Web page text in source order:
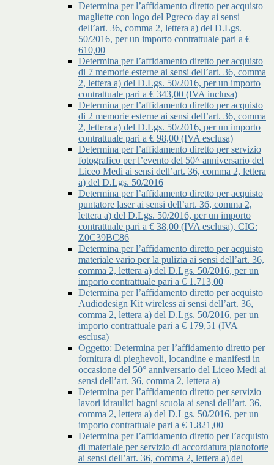
Determina per l’affidamento diretto per acquisto
magliette con logo del Pgreco day ai sensi
dell’art. 36, comma 2, lettera a) del D.Lgs.
50/2016, per un importo contrattuale pari a €
610,00
Determina per l’affidamento diretto per acquisto
di 7 memorie esterne ai sensi dell’art. 36, comma
2, lettera a) del D.Lgs. 50/2016, per un importo
contrattuale pari a € 343,00 (IVA inclusa)
Determina per l’affidamento diretto per acquisto
di 2 memorie esterne ai sensi dell’art. 36, comma
2, lettera a) del D.Lgs. 50/2016, per un importo
contrattuale pari a € 98,00 (IVA esclusa)
Determina per l’affidamento diretto per servizio
fotografico per l’evento del 50^ anniversario del
Liceo Medi ai sensi dell’art. 36, comma 2, lettera
a) del D.Lgs. 50/2016
Determina per l’affidamento diretto per acquisto
puntatore laser ai sensi dell’art. 36, comma 2,
lettera a) del D.Lgs. 50/2016, per un importo
contrattuale pari a € 38,00 (IVA esclusa), CIG:
Z0C39BC86
Determina per l’affidamento diretto per acquisto
materiale vario per la pulizia ai sensi dell’art. 36,
comma 2, lettera a) del D.Lgs. 50/2016, per un
importo contrattuale pari a € 1.713,00
Determina per l’affidamento diretto per acquisto
Audiodesign Kit wireless ai sensi dell’art. 36,
comma 2, lettera a) del D.Lgs. 50/2016, per un
importo contrattuale pari a € 179,51 (IVA
esclusa)
Oggetto: Determina per l’affidamento diretto per
fornitura di pieghevoli, locandine e manifesti in
occasione del 50° anniversario del Liceo Medi ai
sensi dell’art. 36, comma 2, lettera a)
Determina per l’affidamento diretto per servizio
lavori idraulici bagni scuola ai sensi dell’art. 36,
comma 2, lettera a) del D.Lgs. 50/2016, per un
importo contrattuale pari a € 1.821,00
Determina per l’affidamento diretto per l’acquisto
di materiale per servizio di accordatura pianoforte
ai sensi dell’art. 36, comma 2, lettera a) del